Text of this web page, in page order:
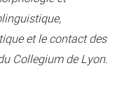
et le contact des
Collegium de Lyon.